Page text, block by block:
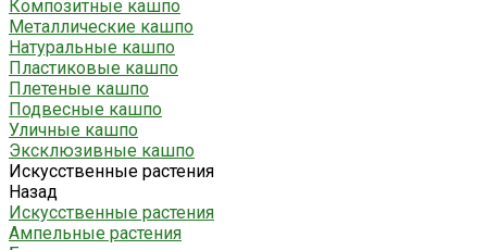
Композитные кашпо
Металлические кашпо
Натуральные кашпо
Пластиковые кашпо
Плетеные кашпо
Подвесные кашпо
Уличные кашпо
Эксклюзивные кашпо
Искусственные растения
Назад
Искусственные растения
Ампельные растения